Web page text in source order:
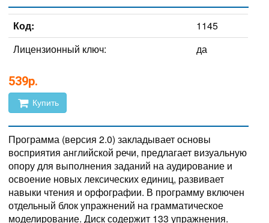
Код:
1145
Лицензионный ключ:
да
539р.
Купить
Программа (версия 2.0) закладывает основы
восприятия английской речи, предлагает визуальную
опору для выполнения заданий на аудирование и
освоение новых лексических единиц, развивает
навыки чтения и орфографии. В программу включен
отдельный блок упражнений на грамматическое
моделирование. Диск содержит 133 упражнения.